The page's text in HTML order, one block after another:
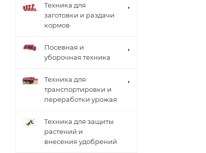
Техника для
заготовки и раздачи
кормов
Посевная и
уборочная техника
Техника для
транспортировки и
переработки урожая
Техника для защиты
растений и
внесения удобрений